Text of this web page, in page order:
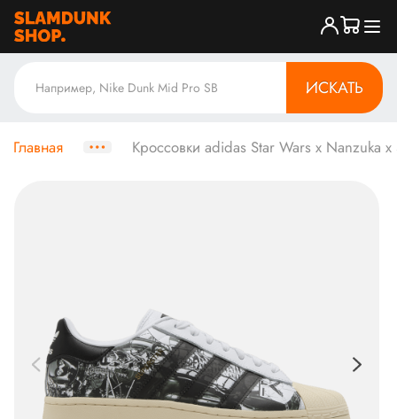
ИСКАТЬ
Главная Кроссовки adidas Star Wars x Nanzuka